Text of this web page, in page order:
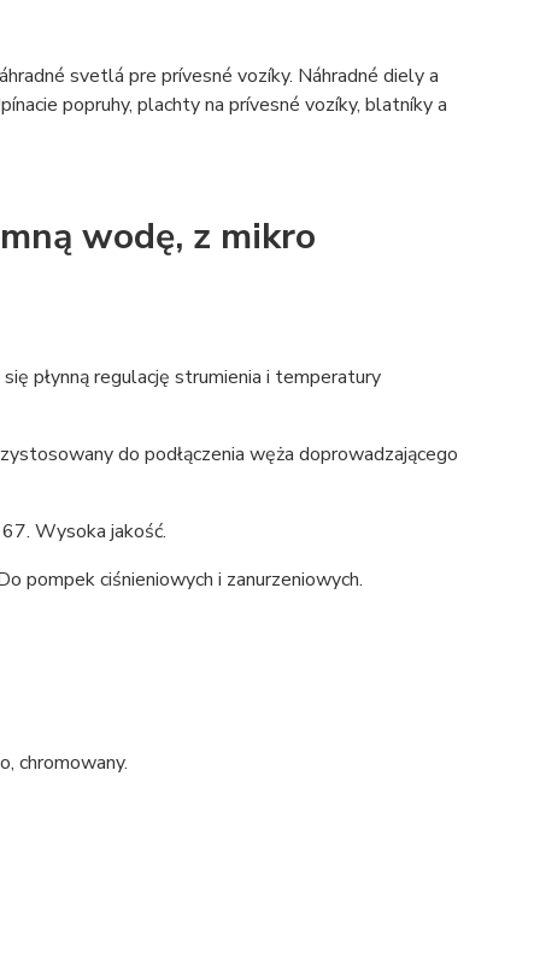
svetlá pre prívesné vozíky. Náhradné diely a
popruhy, plachty na prívesné vozíky, blatníky a
wodę, z mikro
płynną regulację strumienia i temperatury
do podłączenia węża doprowadzającego
Wysoka jakość.
pompek ciśnieniowych i zanurzeniowych.
chromowany.